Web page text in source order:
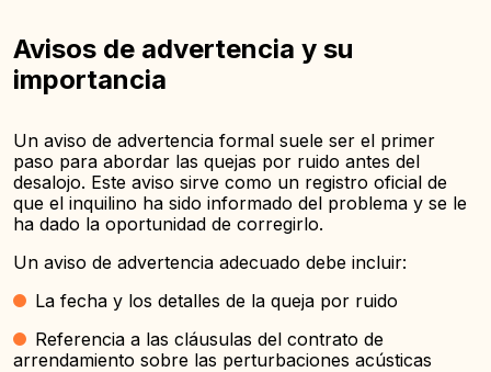
Avisos de advertencia y su
importancia
Un aviso de advertencia formal suele ser el primer
paso para abordar las quejas por ruido antes del
desalojo. Este aviso sirve como un registro oficial de
que el inquilino ha sido informado del problema y se le
ha dado la oportunidad de corregirlo.
Un aviso de advertencia adecuado debe incluir:
La fecha y los detalles de la queja por ruido
Referencia a las cláusulas del contrato de
arrendamiento sobre las perturbaciones acústicas